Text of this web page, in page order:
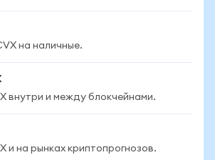
на наличные.
внутри и между блокчейнами.
и на рынках криптопрогнозов.